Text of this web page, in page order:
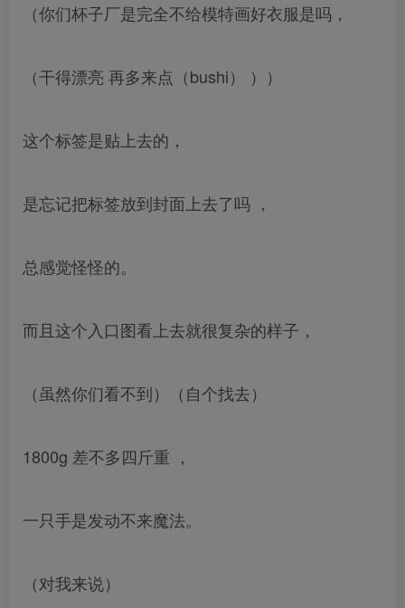
（你们杯子厂是完全不给模特画好衣服是吗，
（干得漂亮 再多来点（bushi） ））
这个标签是贴上去的，
是忘记把标签放到封面上去了吗 ，
总感觉怪怪的。
而且这个入口图看上去就很复杂的样子，
（虽然你们看不到）（自个找去）
1800g 差不多四斤重 ，
一只手是发动不来魔法。
（对我来说）